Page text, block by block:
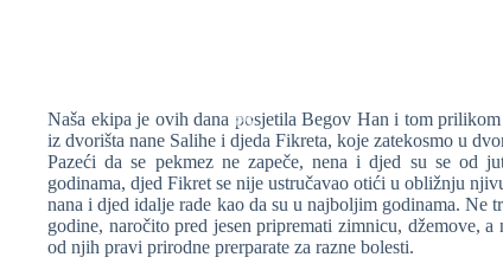
Naša ekipa je ovih dana posjetila Begov Han i tom
iz dvorišta nane Salihe i djeda Fikreta, koje zatekosmo u
Pazeći da se pekmez ne zapeče, nena i djed su se od
godinama, djed Fikret se nije ustručavao otići u obližnju
nana i djed idalje rade kao da su u najboljim godinama.
godine, naročito pred jesen pripremati zimnicu, džemove,
od njih pravi prirodne prerparate za razne bolesti.